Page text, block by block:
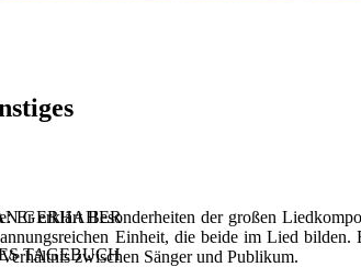
erklärt Besonderheiten der großen
Einheit, die beide im Lied
zwischen Sänger und Publikum.
GERHAHER
TAGEBUCH